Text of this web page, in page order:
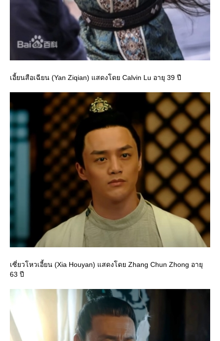
เอี้ยนสือเฉียน (Yan Ziqian) แสดงโดย Calvin Lu อายุ 39 ปี
เซี่ยวโหวเอี้ยน (Xia Houyan) แสดงโดย Zhang Chun Zhong อายุ
63 ปี